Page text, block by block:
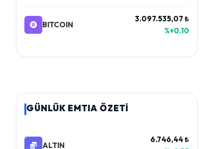
BITCOIN
3.097.535,07 ₺
%+0.10
GÜNLÜK EMTIA ÖZETİ
ALTIN
6.746,44 ₺